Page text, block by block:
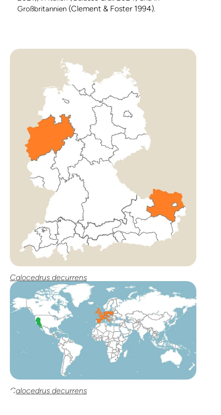
Großbritannien (Clement & Foster 1994).
Calocedrus decurrens
Calocedrus decurrens